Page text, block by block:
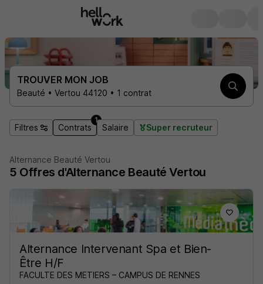
TROUVER MON JOB
Beauté • Vertou 44120 • 1 contrat
Filtres Contrats
1
Salaire Super recruteur
Alternance Beauté Vertou
5 Offres d'Alternance Beauté Vertou
Alternance Intervenant Spa et Bien-
Être H/F
FACULTE DES METIERS – CAMPUS DE RENNES